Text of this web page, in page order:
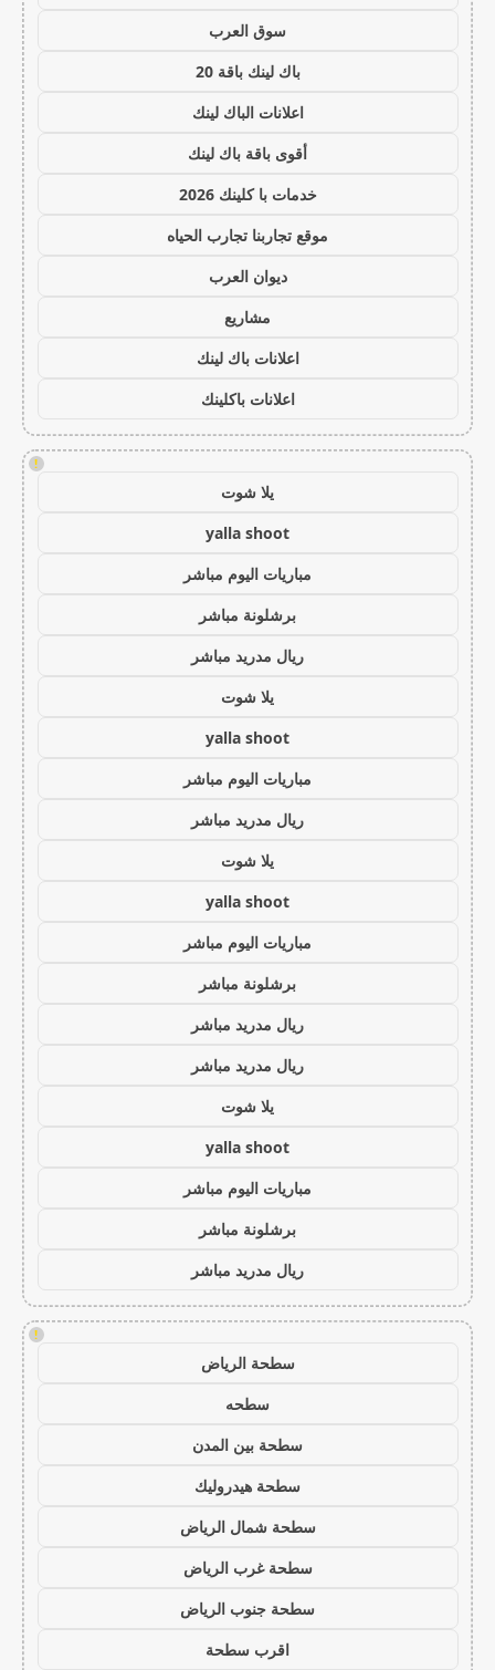
سوق العرب
باك لينك باقة 20
اعلانات الباك لينك
أقوى باقة باك لينك
خدمات با كلينك 2026
موقع تجاربنا تجارب الحياه
ديوان العرب
مشاريع
اعلانات باك لينك
اعلانات باكلينك
!
يلا شوت
yalla shoot
مباريات اليوم مباشر
برشلونة مباشر
ريال مدريد مباشر
يلا شوت
yalla shoot
مباريات اليوم مباشر
ريال مدريد مباشر
يلا شوت
yalla shoot
مباريات اليوم مباشر
برشلونة مباشر
ريال مدريد مباشر
ريال مدريد مباشر
يلا شوت
yalla shoot
مباريات اليوم مباشر
برشلونة مباشر
ريال مدريد مباشر
!
سطحة الرياض
سطحه
سطحة بين المدن
سطحة هيدروليك
سطحة شمال الرياض
سطحة غرب الرياض
سطحة جنوب الرياض
اقرب سطحة